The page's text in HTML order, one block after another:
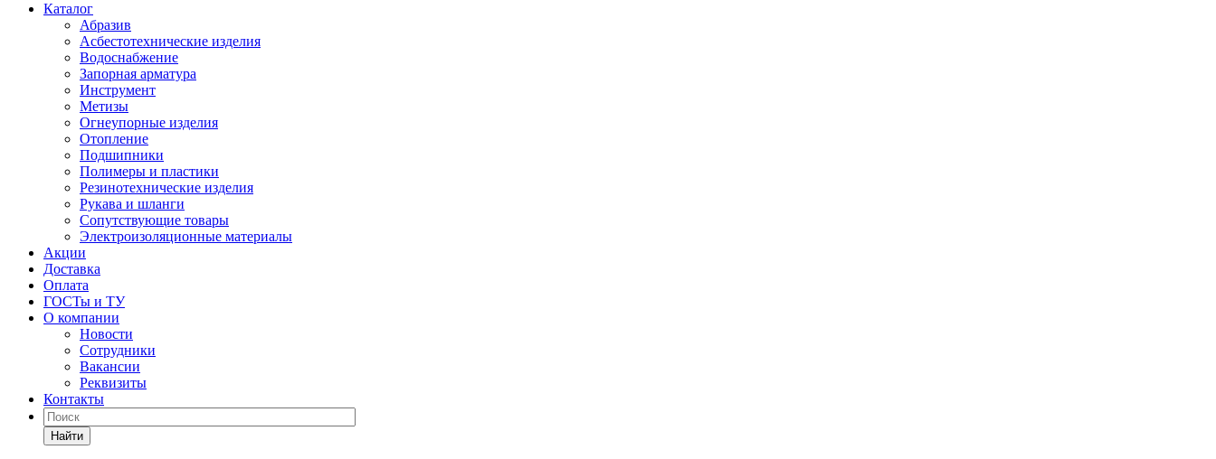
Каталог
Абразив
Асбестотехнические изделия
Водоснабжение
Запорная арматура
Инструмент
Метизы
Огнеупорные изделия
Отопление
Подшипники
Полимеры и пластики
Резинотехнические изделия
Рукава и шланги
Сопутствующие товары
Электроизоляционные материалы
Акции
Доставка
Оплата
ГОСТы и ТУ
О компании
Новости
Сотрудники
Вакансии
Реквизиты
Контакты
Найти